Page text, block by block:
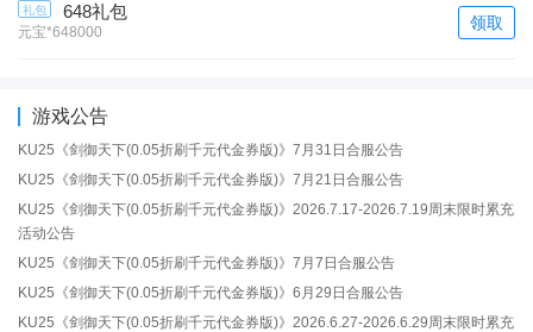
礼包 648礼包
元宝*648000 领取
游戏公告
KU25《剑御天下(0.05折刷千元代金券版)》7月31日合服公告
KU25《剑御天下(0.05折刷千元代金券版)》7月21日合服公告
KU25《剑御天下(0.05折刷千元代金券版)》2026.7.17-2026.7.19周末限时累充
活动公告
KU25《剑御天下(0.05折刷千元代金券版)》7月7日合服公告
KU25《剑御天下(0.05折刷千元代金券版)》6月29日合服公告
KU25《剑御天下(0.05折刷千元代金券版)》2026.6.27-2026.6.29周末限时累充